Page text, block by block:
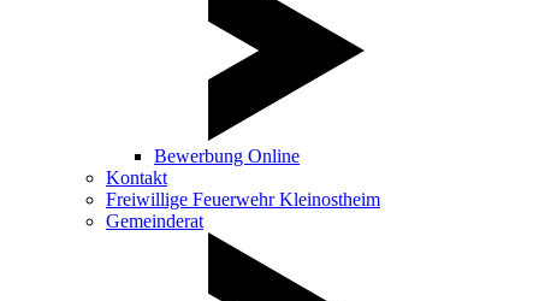
Bewerbung Online
Kontakt
Freiwillige Feuerwehr Kleinostheim
Gemeinderat